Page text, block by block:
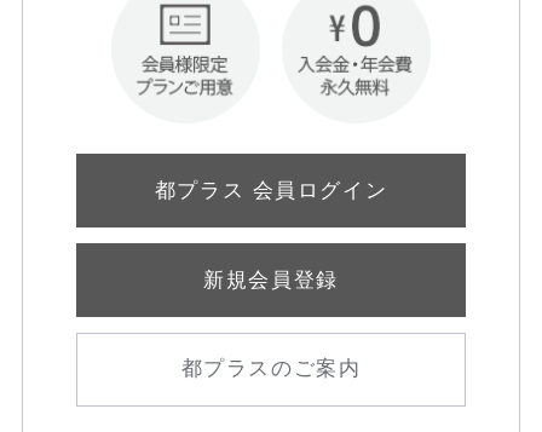
都プラス 会員ログイン
新規会員登録
都プラスのご案内